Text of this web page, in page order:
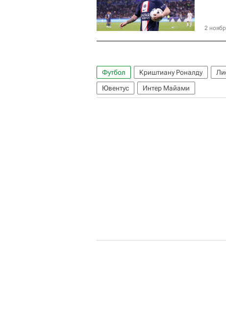
2
Футбол Криштиану Роналду
Ювентус
Интер Майами